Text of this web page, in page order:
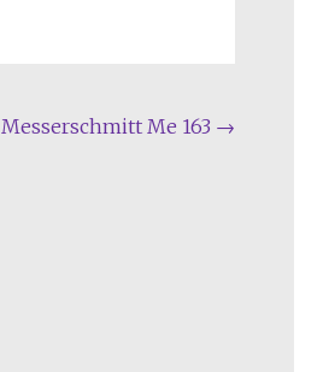
Messerschmitt Me 163 →